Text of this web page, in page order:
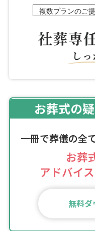
複数プランのご
お葬式の
一冊で葬儀の全
お葬
アドバイ
無料ダ